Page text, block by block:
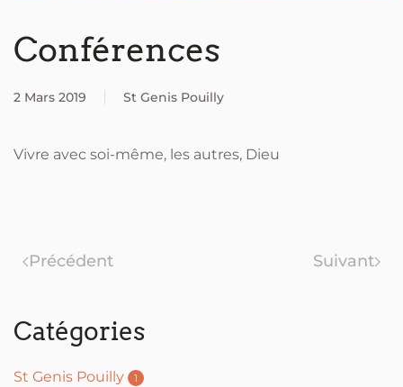
Conférences
2 Mars 2019 St Genis Pouilly
Vivre avec soi-même, les autres, Dieu
Précédent Suivant
Catégories
St Genis Pouilly 1